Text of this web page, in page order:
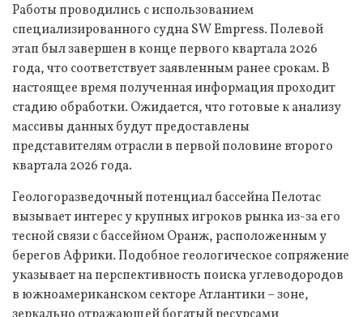
Работы проводились с использованием
специализированного судна SW Empress. Полевой
этап был завершен в конце первого квартала 2026
года, что соответствует заявленным ранее срокам. В
настоящее время полученная информация проходит
стадию обработки. Ожидается, что готовые к анализу
массивы данных будут предоставлены
представителям отрасли в первой половине второго
квартала 2026 года.
Геологоразведочный потенциал бассейна Пелотас
вызывает интерес у крупных игроков рынка из-за его
тесной связи с бассейном Оранж, расположенным у
берегов Африки. Подобное геологическое сопряжение
указывает на перспективность поиска углеводородов
в южноамериканском секторе Атлантики – зоне,